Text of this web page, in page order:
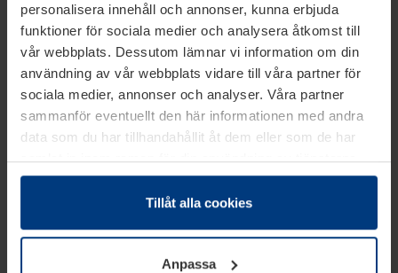
personalisera innehåll och annonser, kunna erbjuda
funktioner för sociala medier och analysera åtkomst till
vår webbplats. Dessutom lämnar vi information om din
användning av vår webbplats vidare till våra partner för
sociala medier, annonser och analyser. Våra partner
sammanför eventuellt den här informationen med andra
data som du har tillhandahållit åt dem eller som de har
samlat in inom ramen för din användning av tjänsterna.
Juridiskt kan vi lagra kakor på din enhet, om de är
absolut nödvändiga för driften av den här webbplatsen.
godkännande kan du när som helst ändra eller återkalla i
informationen om kakor underDataskyddsförklaring
Tillåt alla cookies
Anpassa